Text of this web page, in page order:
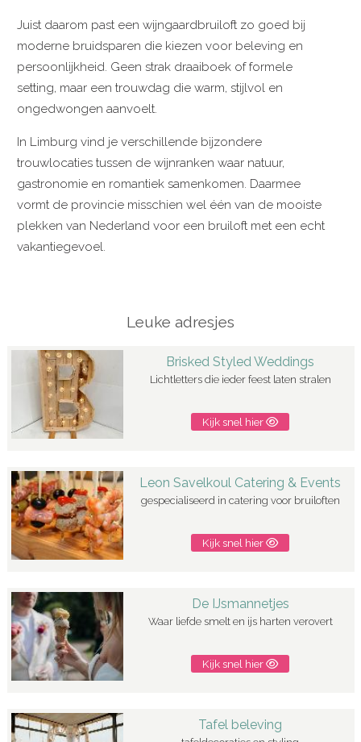
Juist daarom past een wijngaardbruiloft zo goed bij
moderne bruidsparen die kiezen voor beleving en
persoonlijkheid. Geen strak draaiboek of formele
setting, maar een trouwdag die warm, stijlvol en
ongedwongen aanvoelt.
In Limburg vind je verschillende bijzondere
trouwlocaties tussen de wijnranken waar natuur,
gastronomie en romantiek samenkomen. Daarmee
vormt de provincie misschien wel één van de mooiste
plekken van Nederland voor een bruiloft met een echt
vakantiegevoel.
Leuke adresjes
Brisked Styled Weddings
Lichtletters die ieder feest laten stralen
Kijk snel hier
Leon Savelkoul Catering & Events
gespecialiseerd in catering voor bruiloften
Kijk snel hier
De IJsmannetjes
Waar liefde smelt en ijs harten verovert
Kijk snel hier
Tafel beleving